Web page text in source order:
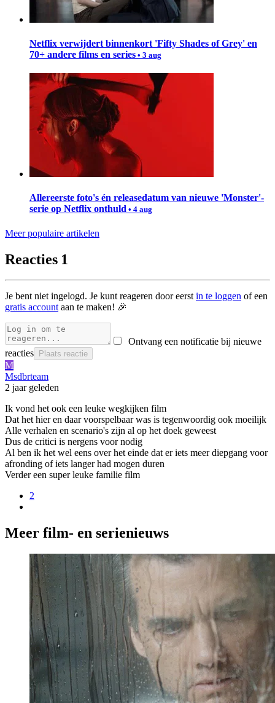
Netflix verwijdert binnenkort 'Fifty Shades of Grey' en
70+ andere films en series • 3 aug
Allereerste foto's én releasedatum van nieuwe 'Monster'-
serie op Netflix onthuld • 4 aug
Meer populaire artikelen
Reacties 1
Je bent niet ingelogd. Je kunt reageren door eerstin te loggen of een
gratis accountaan te maken! 🎉
Ontvang een notificatie bij nieuwe
reacties
Plaats reactie
M
Msdbrteam
2 jaar geleden
Ik vond het ook een leuke wegkijken film
Dat het hier en daar voorspelbaar was is tegenwoordig ook moeilijk
Alle verhalen en scenario's zijn al op het doek geweest
Dus de critici is nergens voor nodig
Al ben ik het wel eens over het einde dat er iets meer diepgang voor
afronding of iets langer had mogen duren
Verder een super leuke familie film
2
Meer film- en serienieuws